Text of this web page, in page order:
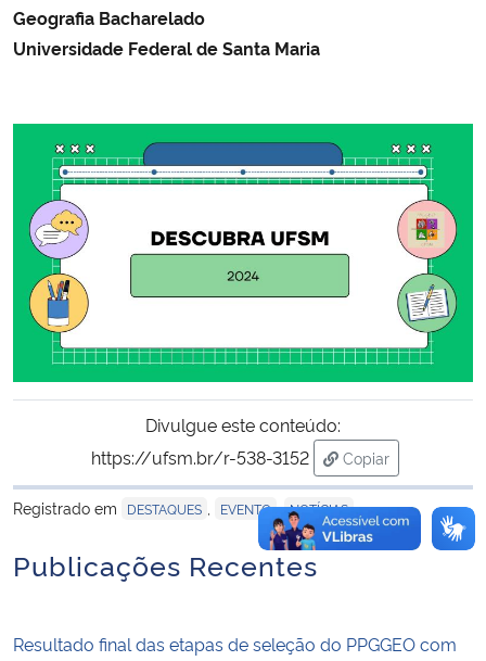
Gabinete de Segurança Institucional
Banco Central do Brasil
Geografia Bacharelado
Universidade Federal de Santa Maria
Divulgue este conteúdo:
https://ufsm.br/r-538-3152
Copiar
para área de
Registrado em
DESTAQUES EVENTO , NOTÍCIAS
Publicações Recentes
Resultado final das etapas de seleção do PPGGEO com